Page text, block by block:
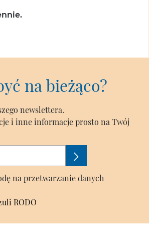
na bieżąco?
newslettera.
i inne informacje prosto na Twój
na przetwarzanie danych
RODO